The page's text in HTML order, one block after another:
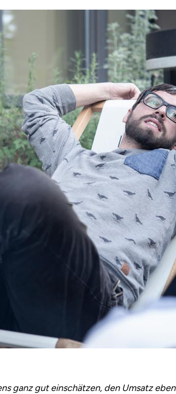
ganz gut einschätzen, den Umsatz eben